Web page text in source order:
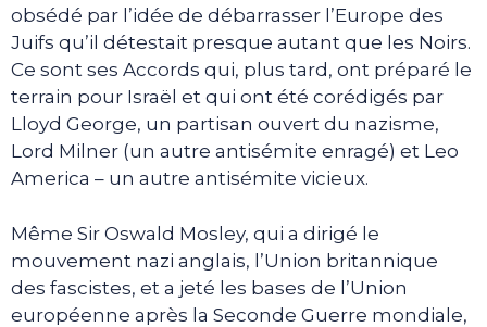
obsédé par l’idée de débarrasser l’Europe des
Juifs qu’il détestait presque autant que les Noirs.
Ce sont ses Accords qui, plus tard, ont préparé le
terrain pour Israël et qui ont été corédigés par
Lloyd George, un partisan ouvert du nazisme,
Lord Milner (un autre antisémite enragé) et Leo
America – un autre antisémite vicieux.
Même Sir Oswald Mosley, qui a dirigé le
mouvement nazi anglais, l’Union britannique
des fascistes, et a jeté les bases de l’Union
européenne après la Seconde Guerre mondiale,